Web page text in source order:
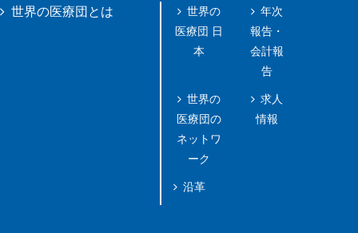
世界の医療団とは
世界の
医療団 日
本
世界の
医療団の
ネットワ
ーク
沿革
年次
報告・
会計報
告
求人
情報